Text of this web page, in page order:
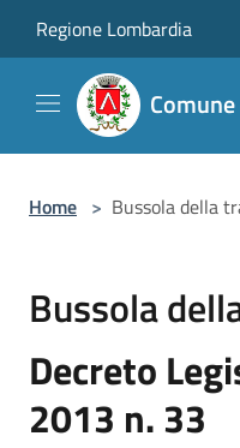
Regione Lombardia
Home > Bussola della
Bussola
Decreto
2013 n. 33